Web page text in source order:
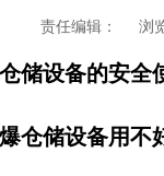
责任编辑： 浏
储设备的安全
仓储设备用不